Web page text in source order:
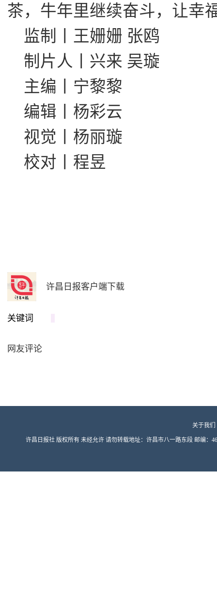
茶，牛年里继续奋斗，让幸
监制丨王姗姗 张鸥
制片人丨兴来 吴璇
主编丨宁黎黎
编辑丨杨彩云
视觉丨杨丽璇
校对丨程昱
许昌日报客户端下载
关键词
网友评论
关于我们
许昌日报社 版权所有 未经允许 请勿转载地址：许昌市八一路东段 邮编：